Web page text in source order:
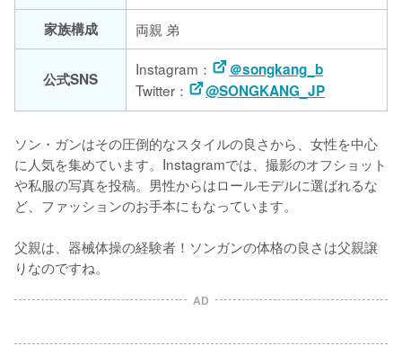
家族構成
両親 弟
公式SNS
Instagram：
＠songkang_b
Twitter：
@SONGKANG_JP
ソン・ガンはその圧倒的なスタイルの良さから、女性を中心
に人気を集めています。Instagramでは、撮影のオフショット
や私服の写真を投稿。男性からはロールモデルに選ばれるな
ど、ファッションのお手本にもなっています。
父親は、器械体操の経験者！ソンガンの体格の良さは父親譲
りなのですね。
AD